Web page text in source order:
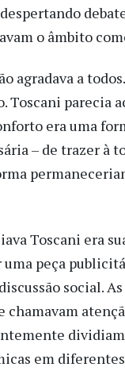
o âmbito
agradava a
Toscani parecia
era uma
– de trazer à
Toscani era
peça
social.
chamavam
em